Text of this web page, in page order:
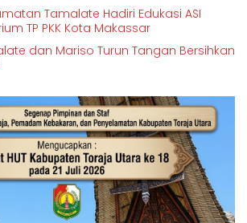
Tamalate Hadiri Edukasi ASI
TP PKK Kota Makassar
dan Mariso Turun Tangan Bersihkan